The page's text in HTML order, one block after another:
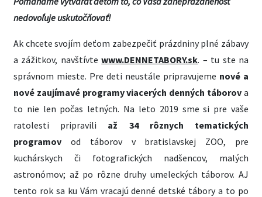
nedovoľuje uskutočňovať!
Ak chcete svojím deťom zabezpečiť prázdniny plné zábavy
a zážitkov, navštívtewww.DENNETABORY.sk. – tu ste na
správnom mieste. Pre deti neustále pripravujeme nové a
nové zaujímavé programy viacerých denných táborov a
to nie len počas letných. Na leto 2019 sme si pre vaše
ratolesti pripravili až 34rôznych tematických
programov od táborov v bratislavskej ZOO, pre
kuchárskych či fotografických nadšencov, malých
astronómov; až po rôzne druhy umeleckých táborov. AJ
tento rok sa ku Vám vracajú denné detské tábory a to po